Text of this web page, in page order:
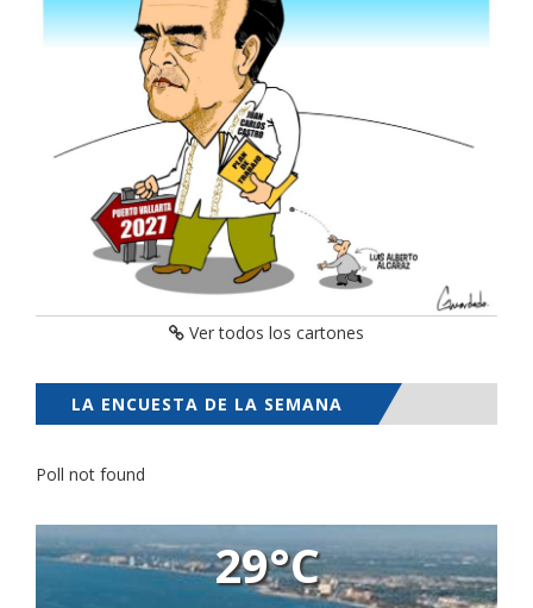
Ver todos los cartones
LA ENCUESTA DE LA SEMANA
Poll not found
29°C